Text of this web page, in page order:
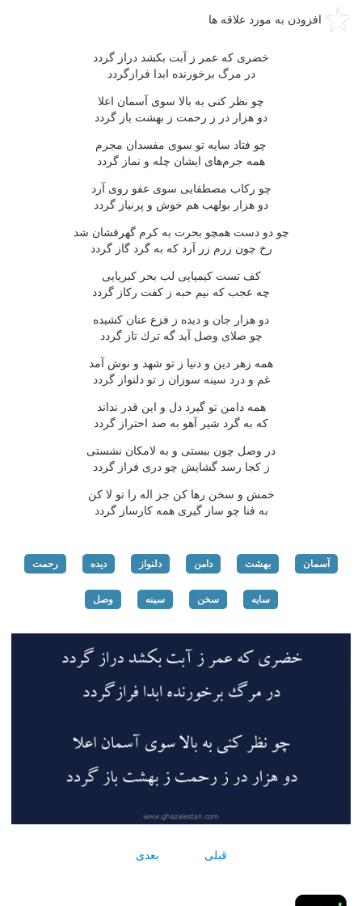
افزودن به مورد علاقه ها
خضری كه عمر ز آبت بكشد دراز گردد
در مرگ برخورنده ابدا فرازگردد
چو نظر كنی به بالا سوی آسمان اعلا
دو هزار در ز رحمت ز بهشت باز گردد
چو فتاد سایه تو سوی مفسدان مجرم
همه جرم‌های ایشان چله و نماز گردد
چو ركاب مصطفایی سوی عفو روی آرد
دو هزار بولهب هم خوش و پرنیاز گردد
چو دو دست همچو بحرت به كرم گهرفشان شد
رخ چون زرم زر آرد كه به گرد گاز گردد
كف تست كیمیایی لب بحر كبریایی
چه عجب كه نیم حبه ز كفت ركاز گردد
دو هزار جان و دیده ز فزع عنان كشیده
چو صلای وصل آید گه ترك تاز گردد
همه زهر دین و دنیا ز تو شهد و نوش آمد
غم و درد سینه سوزان ز تو دلنواز گردد
همه دامن تو گیرد دل و این قدر نداند
كه به گرد شیر آهو به صد احتراز گردد
در وصل چون ببستی و به لامكان نشستی
ز كجا رسد گشایش چو دری فراز گردد
خمش و سخن رها كن جز اله را تو لا كن
به فنا چو ساز گیری همه كارساز گردد
آسمان بهشت دامن دلنواز دیده رحمت
سایه سخن سینه وصل
قبلی بعدی